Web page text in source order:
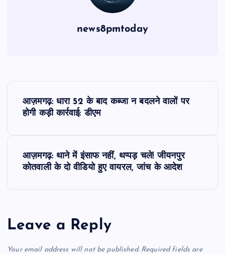
news8pmtoday
a
v
आज़मगढ़: धारा 52 के बाद कब्जा न बदलने वालों पर
होगी कड़ी कार्रवाई: डीएम
आज़मगढ़: थाने में इंसाफ नहीं, थप्पड़ चले! जीयनपुर
कोतवाली के दो वीडियो हुए वायरल, जांच के आदेश
Leave a Reply
Your email address will not be published. Required fields are